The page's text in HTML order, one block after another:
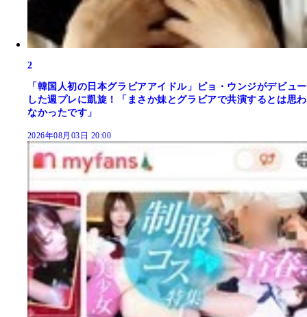
2
「韓国人初の日本グラビアアイドル」ピョ・ウンジがデビュー
した週プレに凱旋！「まさか妹とグラビアで共演するとは思わ
なかったです」
2026年08月03日 20:00